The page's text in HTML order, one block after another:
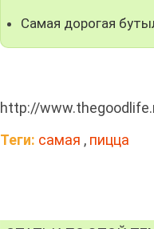
Самая дорогая
http://
Теги: самая , пицца